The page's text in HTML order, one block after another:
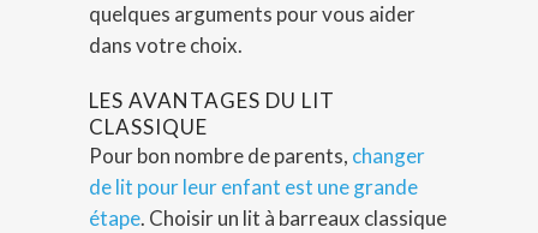
quelques arguments pour vous aider
dans votre choix.
LES AVANTAGES DU LIT
CLASSIQUE
Pour bon nombre de parents, changer
de lit pour leur enfant est une grande
étape. Choisir un lit à barreaux classique